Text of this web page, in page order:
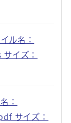
ル名：
イズ：
：
サイズ：